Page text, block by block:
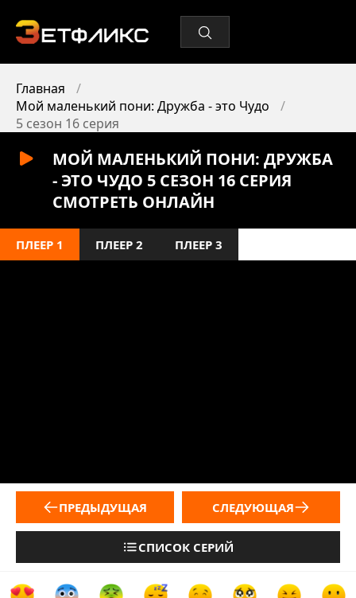
Главная
Мой маленький пони: Дружба - это Чудо
5 сезон 16 серия
МОЙ МАЛЕНЬКИЙ ПОНИ: ДРУЖБА
- ЭТО ЧУДО 5 СЕЗОН 16 СЕРИЯ
СМОТРЕТЬ ОНЛАЙН
ПЛЕЕР 1 ПЛЕЕР 2 ПЛЕЕР 3
ПРЕДЫДУЩАЯ
СПИСОК СЕРИЙ
СЛЕДУЮЩАЯ